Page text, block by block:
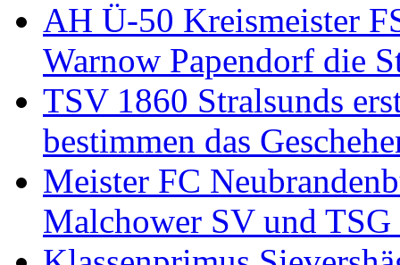
AH Ü-50 Kreismeister
Warnow Papendorf die
TSV 1860 Stralsunds
bestimmen das
Meister FC
Malchower SV und